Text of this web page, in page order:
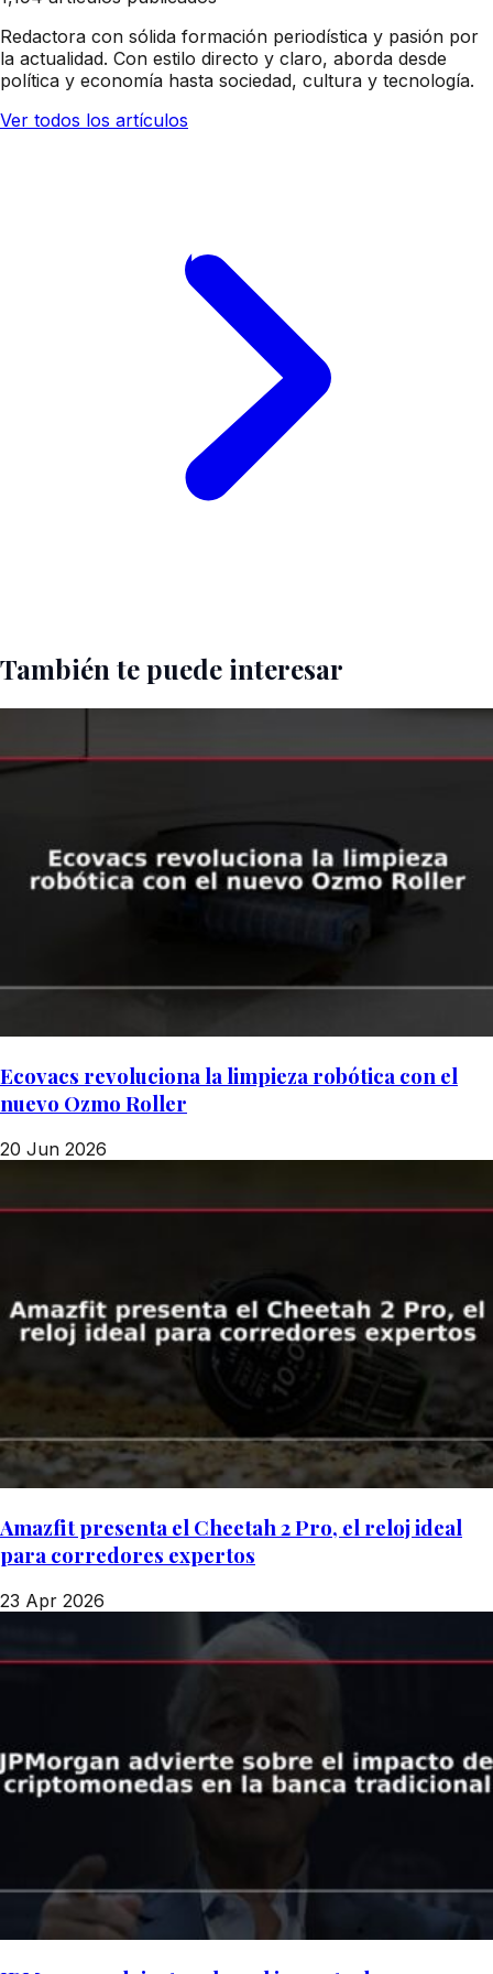
Redactora con sólida formación periodística y pasión por
la actualidad. Con estilo directo y claro, aborda desde
política y economía hasta sociedad, cultura y tecnología.
Ver todos los artículos
También te puede interesar
Ecovacs revoluciona la limpieza robótica con el
nuevo Ozmo Roller
20 Jun 2026
Amazfit presenta el Cheetah 2 Pro, el reloj ideal
para corredores expertos
23 Apr 2026